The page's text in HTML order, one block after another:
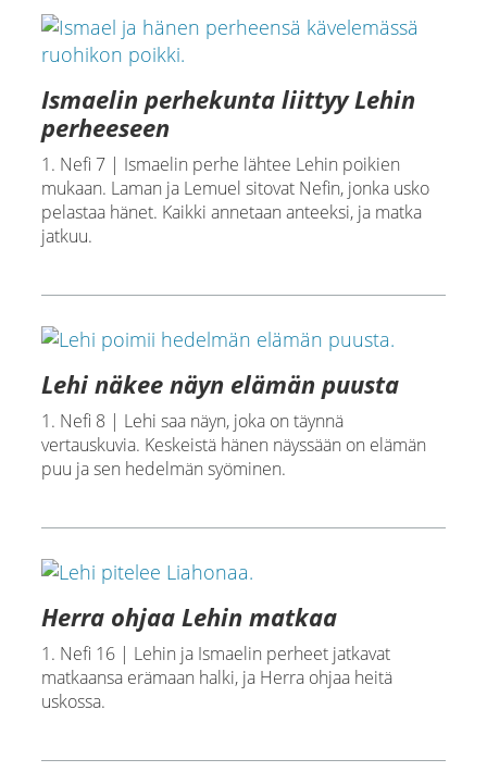
Ismaelin perhekunta liittyy Lehin
perheeseen
1. Nefi 7 | Ismaelin perhe lähtee Lehin poikien
mukaan. Laman ja Lemuel sitovat Nefin, jonka usko
pelastaa hänet. Kaikki annetaan anteeksi, ja matka
jatkuu.
Lehi näkee näyn elämän puusta
1. Nefi 8 | Lehi saa näyn, joka on täynnä
vertauskuvia. Keskeistä hänen näyssään on elämän
puu ja sen hedelmän syöminen.
Herra ohjaa Lehin matkaa
1. Nefi 16 | Lehin ja Ismaelin perheet jatkavat
matkaansa erämaan halki, ja Herra ohjaa heitä
uskossa.